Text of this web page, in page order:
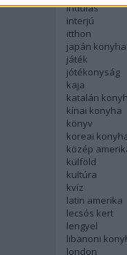
indulás
interjú
itthon
japán konyha
játék
jótékonyság
kaja
katalán
kínai konyha
könyv
koreai
közép
külföld
kultúra
kvíz
latin amerika
lecsós kert
lengyel
libanoni
london